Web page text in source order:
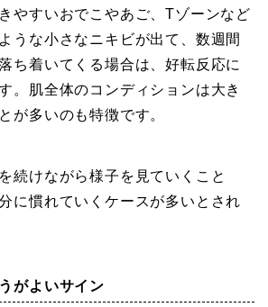
やすいおでこやあご、Tゾーンなど
うな小さなニキビが出て、数週間
ち着いてくる場合は、好転反応に
。肌全体のコンディションは大き
が多いのも特徴です。
続けながら様子を見ていくこと
に慣れていくケースが多いとされ
がよいサイン